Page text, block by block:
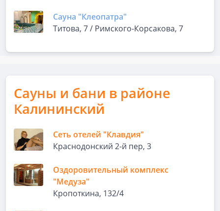
Сауна "Клеопатра"
Титова, 7 / Римского-Корсакова, 7
Сауны и бани в районе
Калининский
Сеть отелей "Клавдия"
Краснодонский 2-й пер, 3
Оздоровительный комплекс
"Медуза"
Кропоткина, 132/4